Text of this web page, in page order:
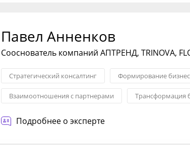
Павел Анненков
Сооснователь компаний АПТРЕНД, TRINOVA,
Стратегический консалтинг Формирование
Взаимоотношения с партнерами Трансформация
Стратегия выхода на рынок
Подробнее о эксперте